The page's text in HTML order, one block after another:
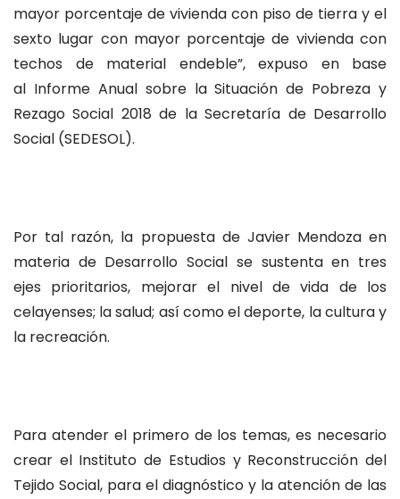
mayor porcentaje de vivienda con piso de tierra y el
sexto lugar con mayor porcentaje de vivienda con
techos de material endeble”, expuso en base
al Informe Anual sobre la Situación de Pobreza y
Rezago Social 2018 de la Secretaría de Desarrollo
Social (SEDESOL).
Por tal razón, la propuesta de Javier Mendoza en
materia de Desarrollo Social se sustenta en tres
ejes prioritarios, mejorar el nivel de vida de los
celayenses; la salud; así como el deporte, la cultura y
la recreación.
Para atender el primero de los temas, es necesario
crear el Instituto de Estudios y Reconstrucción del
Tejido Social, para el diagnóstico y la atención de las